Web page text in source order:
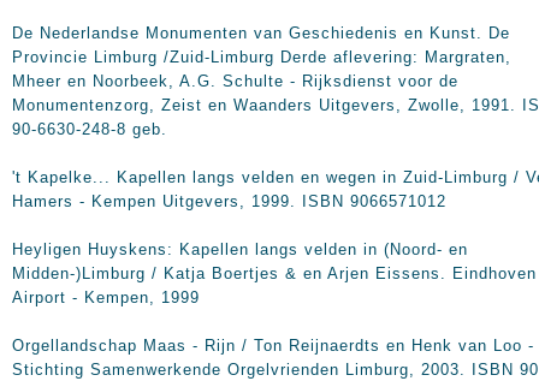
De Nederlandse Monumenten van Geschiedenis en Kunst. De
Provincie Limburg /Zuid-Limburg Derde aflevering: Margraten,
Mheer en Noorbeek, A.G. Schulte - Rijksdienst voor de
Monumentenzorg, Zeist en Waanders Uitgevers, Zwolle, 1991.
90-6630-248-8 geb.
't Kapelke... Kapellen langs velden en wegen in Zuid-Limburg /
Hamers - Kempen Uitgevers, 1999. ISBN 9066571012
Heyligen Huyskens: Kapellen langs velden in (Noord- en
Midden-)Limburg / Katja Boertjes & en Arjen Eissens. Eindhoven
Airport - Kempen, 1999
Orgellandschap Maas - Rijn / Ton Reijnaerdts en Henk van Loo -
Stichting Samenwerkende Orgelvrienden Limburg, 2003. ISBN